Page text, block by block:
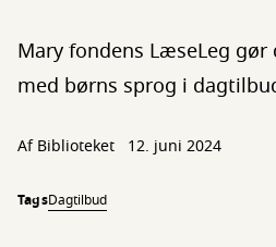
Mary fondens LæseLeg
med børns sprog i
AfBiblioteket 12. juni 2024
TagsDagtilbud